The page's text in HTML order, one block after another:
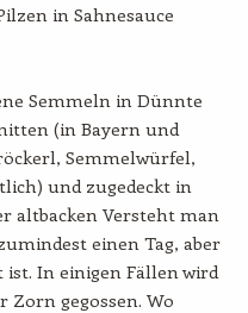
in Sahnesauce
Semmeln in Dünnte
(in Bayern und
Semmelwürfel,
und zugedeckt in
altbacken Versteht man
einen Tag, aber
In einigen Fällen wird
Zorn gegossen. Wo